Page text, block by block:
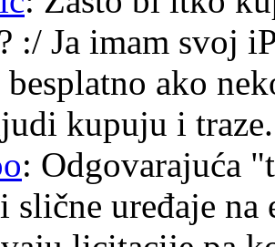
:/ Ja imam svoj
ako
kupuju i traze.
: Odgovarajuća
slične uređaje